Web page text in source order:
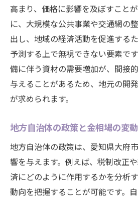
高まり、価格に影響を及ぼすこと
に、大規模な公共事業や交通網の
出し、地域の経済活動を促進する
予測する上で無視できない要素で
備に伴う資材の需要増加が、間接
与えることがあるため、地元の開
が求められます。
地方自治体の政策と金相場の変動
地方自治体の政策は、愛知県大府
響を与えます。例えば、税制改正
済にどのように作用するかを分析
動向を把握することが可能です。